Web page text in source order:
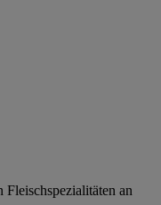
an